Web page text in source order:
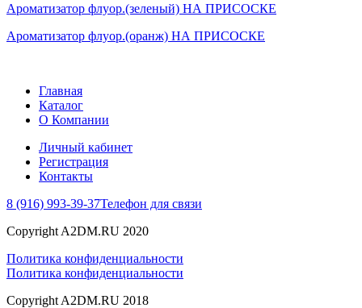
Ароматизатор флуор.(зеленый) НА ПРИСОСКЕ
Ароматизатор флуор.(оранж) НА ПРИСОСКЕ
Главная
Каталог
О Компании
Личный кабинет
Регистрация
Контакты
8 (916) 993-39-37Телефон для связи
Copyright A2DM.RU 2020
Политика конфиденциальности
Политика конфиденциальности
Copyright A2DM.RU 2018